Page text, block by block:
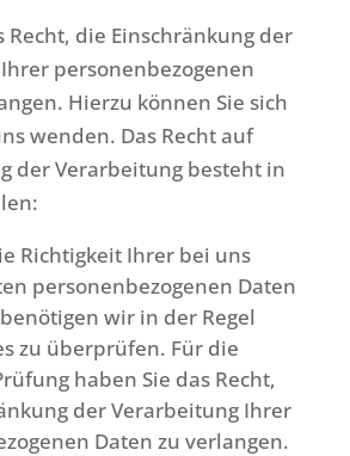
Recht, die Einschränkung der
personenbezogenen
Hierzu können Sie sich
wenden. Das Recht auf
der Verarbeitung besteht in
Richtigkeit Ihrer bei uns
personenbezogenen Daten
wir in der Regel
zu überprüfen. Für die
haben Sie das Recht,
der Verarbeitung Ihrer
Daten zu verlangen.